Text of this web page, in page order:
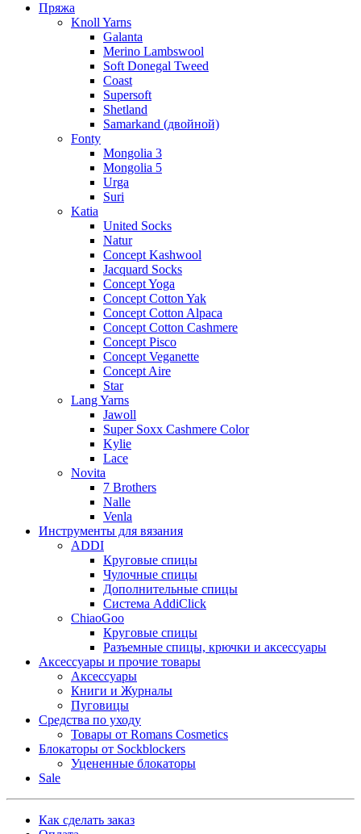
Пряжа
Knoll Yarns
Galanta
Merino Lambswool
Soft Donegal Tweed
Coast
Supersoft
Shetland
Samarkand (двойной)
Fonty
Mongolia 3
Mongolia 5
Urga
Suri
Katia
United Socks
Natur
Concept Kashwool
Jacquard Socks
Concept Yoga
Concept Cotton Yak
Concept Cotton Alpaca
Concept Cotton Cashmere
Concept Pisco
Concept Veganette
Concept Aire
Star
Lang Yarns
Jawoll
Super Soxx Cashmere Color
Kylie
Lace
Novita
7 Brothers
Nalle
Venla
Инструменты для вязания
ADDI
Круговые спицы
Чулочные спицы
Дополнительные спицы
Система AddiClick
ChiaoGoo
Круговые спицы
Разъемные спицы, крючки и аксессуары
Аксессуары и прочие товары
Аксессуары
Книги и Журналы
Пуговицы
Средства по уходу
Товары от Romans Cosmetics
Блокаторы от Sockblockers
Уцененные блокаторы
Sale
Как сделать заказ